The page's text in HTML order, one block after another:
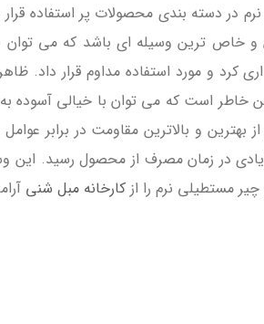
در دسته بندی محصولات پر استفاده
و خاص ترین وسیله ای باشد که می
کرد و مورد استفاده مداوم قرار
خاطر است که می توان با خیالی آسوده به
بهترین و بالاترین مقاومت در برابر
در زمان مصرف از محصول رسید. این
مستطیلی نرم را از کارخانه مبل شنی